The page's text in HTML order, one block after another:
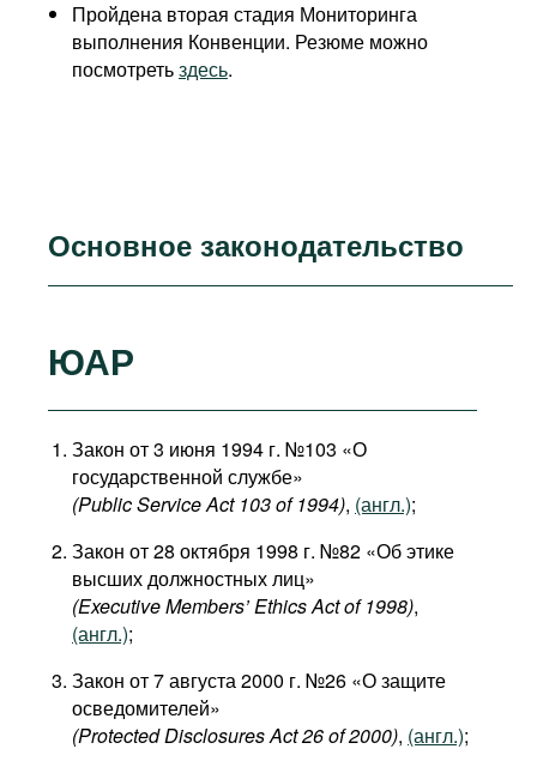
Пройдена вторая стадия Мониторинга
выполнения Конвенции. Резюме можно
посмотретьздесь.
Основное законодательство
ЮАР
Закон от 3 июня 1994 г. №103 «О
государственной службе»
(Public Service Act 103 of 1994), (англ.);
Закон от 28 октября 1998 г. №82 «Об этике
высших должностных лиц»
(Executive Members’ Ethics Act of 1998),
(англ.);
Закон от 7 августа 2000 г. №26 «О защите
осведомителей»
(Protected Disclosures Act 26 of 2000), (англ.);